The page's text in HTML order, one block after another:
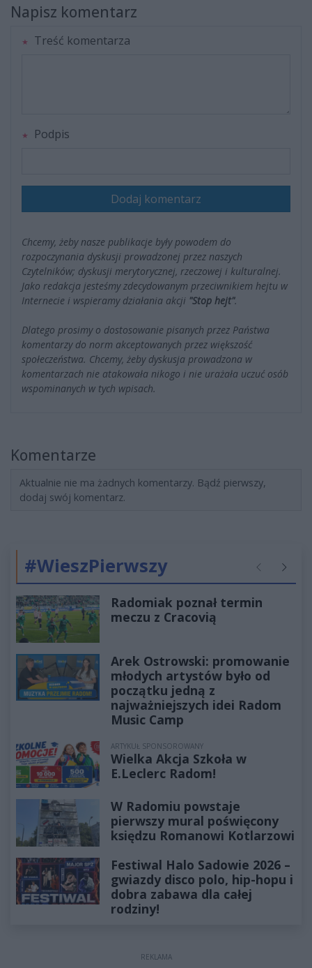
Napisz komentarz
Treść komentarza
Podpis
Dodaj komentarz
Chcemy, żeby nasze publikacje były powodem do
rozpoczynania dyskusji prowadzonej przez naszych
Czytelników; dyskusji merytorycznej, rzeczowej i kulturalnej.
Jako redakcja jesteśmy zdecydowanym przeciwnikiem hejtu w
Internecie i wspieramy działania akcji "Stop hejt".
Dlatego prosimy o dostosowanie pisanych przez Państwa
komentarzy do norm akceptowanych przez większość
społeczeństwa. Chcemy, żeby dyskusja prowadzona w
komentarzach nie atakowała nikogo i nie urażała uczuć osób
wspominanych w tych wpisach.
Komentarze
Aktualnie nie ma żadnych komentarzy. Bądź pierwszy,
dodaj swój komentarz.
#WieszPierwszy Poprzednie
Radomiak poznał termin
meczu z Cracovią
Arek Ostrowski: promowanie
młodych artystów było od
początku jedną z
najważniejszych idei Radom
Music Camp
ARTYKUŁ SPONSOROWANY
Wielka Akcja Szkoła w
E.Leclerc Radom!
W Radomiu powstaje
pierwszy mural poświęcony
księdzu Romanowi Kotlarzowi
Festiwal Halo Sadowie 2026 –
gwiazdy disco polo, hip-hopu i
dobra zabawa dla całej
rodziny!
REKLAMA